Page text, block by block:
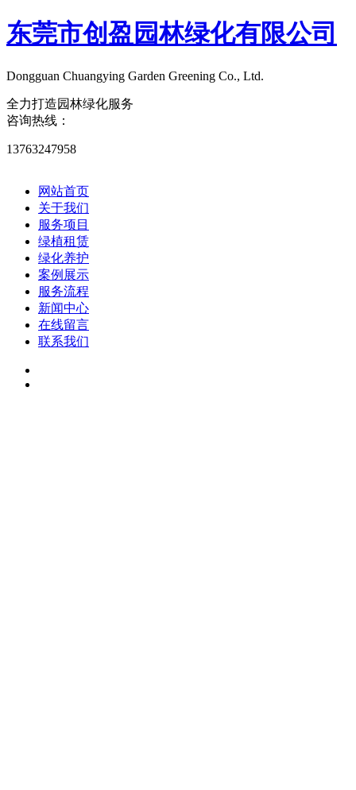
东莞市创盈园林绿化有限公司
Dongguan Chuangying Garden Greening Co., Ltd.​
全力打造园林绿化服务
咨询热线：
13763247958
网站首页
关于我们
服务项目
绿植租赁
绿化养护
案例展示
服务流程
新闻中心
在线留言
联系我们